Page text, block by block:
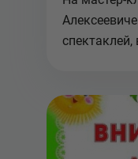
спектаклей,